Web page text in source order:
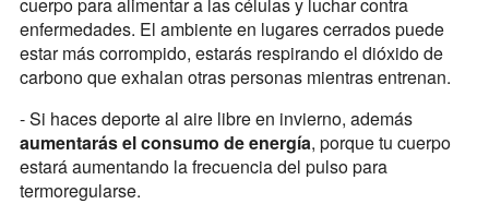
enfermedades. El ambiente en lugares cerrados puede
estar más corrompido, estarás respirando el dióxido de
carbono que exhalan otras personas mientras entrenan.
- Si haces deporte al aire libre en invierno, además
aumentarás el consumo de energía, porque tu cuerpo
estará aumentando la frecuencia del pulso para
termoregularse.